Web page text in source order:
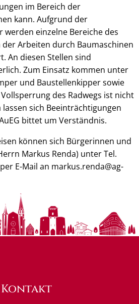
im Bereich der
kann. Aufgrund der
werden einzelne Bereiche des
der Arbeiten durch Baumaschinen
An diesen Stellen sind
Zum Einsatz kommen unter
und Baustellenkipper sowie
des Radwegs ist nicht
sich Beeinträchtigungen
bittet um Verständnis.
können sich Bürgerinnen und
Markus Renda) unter Tel.
E-Mail an markus.renda@ag-
Kontakt